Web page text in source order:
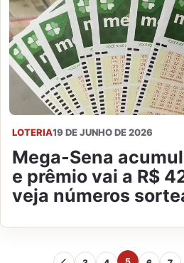
LOTERIA19 DE JUNHO DE 2026
Mega-Sena
e prêmio vai a R$
veja números
5